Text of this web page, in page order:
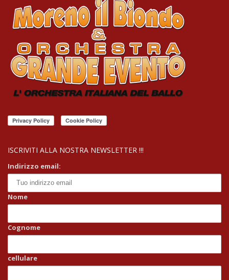
ISCRIVITI ALLA NOSTRA NEWSLETTER !!!
Indirizzo email:
Nome
Cognome
cellulare